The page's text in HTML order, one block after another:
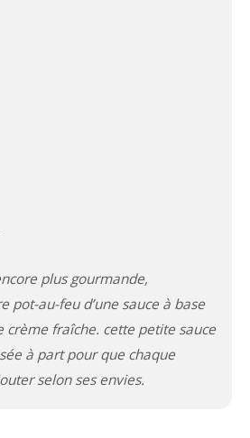
plus gourmande,
pot-au-feu d’une sauce à base
crème fraîche. cette petite sauce
à part pour que chaque
selon ses envies.